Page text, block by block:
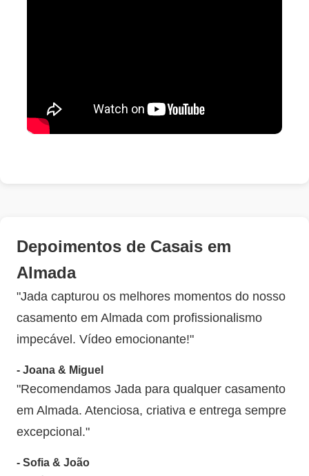
Depoimentos de Casais em
Almada
"Jada capturou os melhores momentos do nosso
casamento em Almada com profissionalismo
impecável. Vídeo emocionante!"
- Joana & Miguel
"Recomendamos Jada para qualquer casamento
em Almada. Atenciosa, criativa e entrega sempre
excepcional."
- Sofia & João